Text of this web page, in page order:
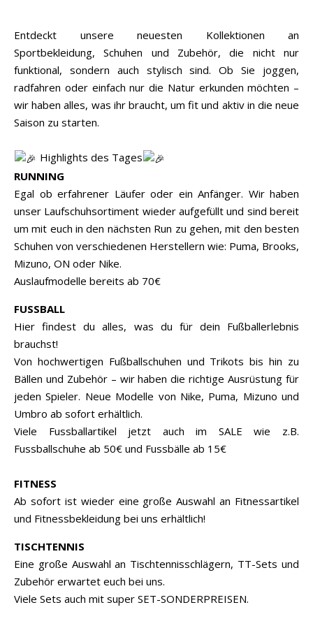
Entdeckt unsere neuesten Kollektionen an
Sportbekleidung, Schuhen und Zubehör, die nicht nur
funktional, sondern auch stylisch sind. Ob Sie joggen,
radfahren oder einfach nur die Natur erkunden möchten –
wir haben alles, was ihr braucht, um fit und aktiv in die neue
Saison zu starten.
Highlights des Tages
RUNNING
Egal ob erfahrener Läufer oder ein Anfänger. Wir haben
unser Laufschuhsortiment wieder aufgefüllt und sind bereit
um mit euch in den nächsten Run zu gehen, mit den besten
Schuhen von verschiedenen Herstellern wie: Puma, Brooks,
Mizuno, ON oder Nike.
Auslaufmodelle bereits ab 70€
FUSSBALL
Hier findest du alles, was du für dein Fußballerlebnis
brauchst!
Von hochwertigen Fußballschuhen und Trikots bis hin zu
Bällen und Zubehör – wir haben die richtige Ausrüstung für
jeden Spieler. Neue Modelle von Nike, Puma, Mizuno und
Umbro ab sofort erhältlich.
Viele Fussballartikel jetzt auch im SALE wie z.B.
Fussballschuhe ab 50€ und Fussbälle ab 15€
FITNESS
Ab sofort ist wieder eine große Auswahl an Fitnessartikel
und Fitnessbekleidung bei uns erhältlich!
TISCHTENNIS
Eine große Auswahl an Tischtennisschlägern, TT-Sets und
Zubehör erwartet euch bei uns.
Viele Sets auch mit super SET-SONDERPREISEN.